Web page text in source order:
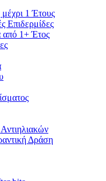
1 Έτους
Επιδερμίδες
από 1+ Έτος
Δράση